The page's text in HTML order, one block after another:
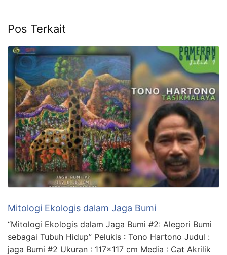
Pos Terkait
Mitologi Ekologis dalam Jaga Bumi
“Mitologi Ekologis dalam Jaga Bumi #2: Alegori Bumi
sebagai Tubuh Hidup” Pelukis : Tono Hartono Judul :
jaga Bumi #2 Ukuran : 117×117 cm Media : Cat Akrilik